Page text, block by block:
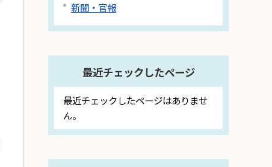
新聞・官報
最近チェックしたページ
最近チェックしたページはありませ
ん。